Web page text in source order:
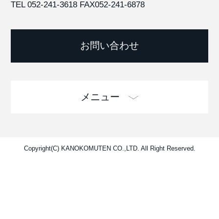
TEL 052-241-3618 FAX052-241-6878
お問い合わせ
メニュー
Copyright(C) KANOKOMUTEN CO.,LTD. All Right Reserved.